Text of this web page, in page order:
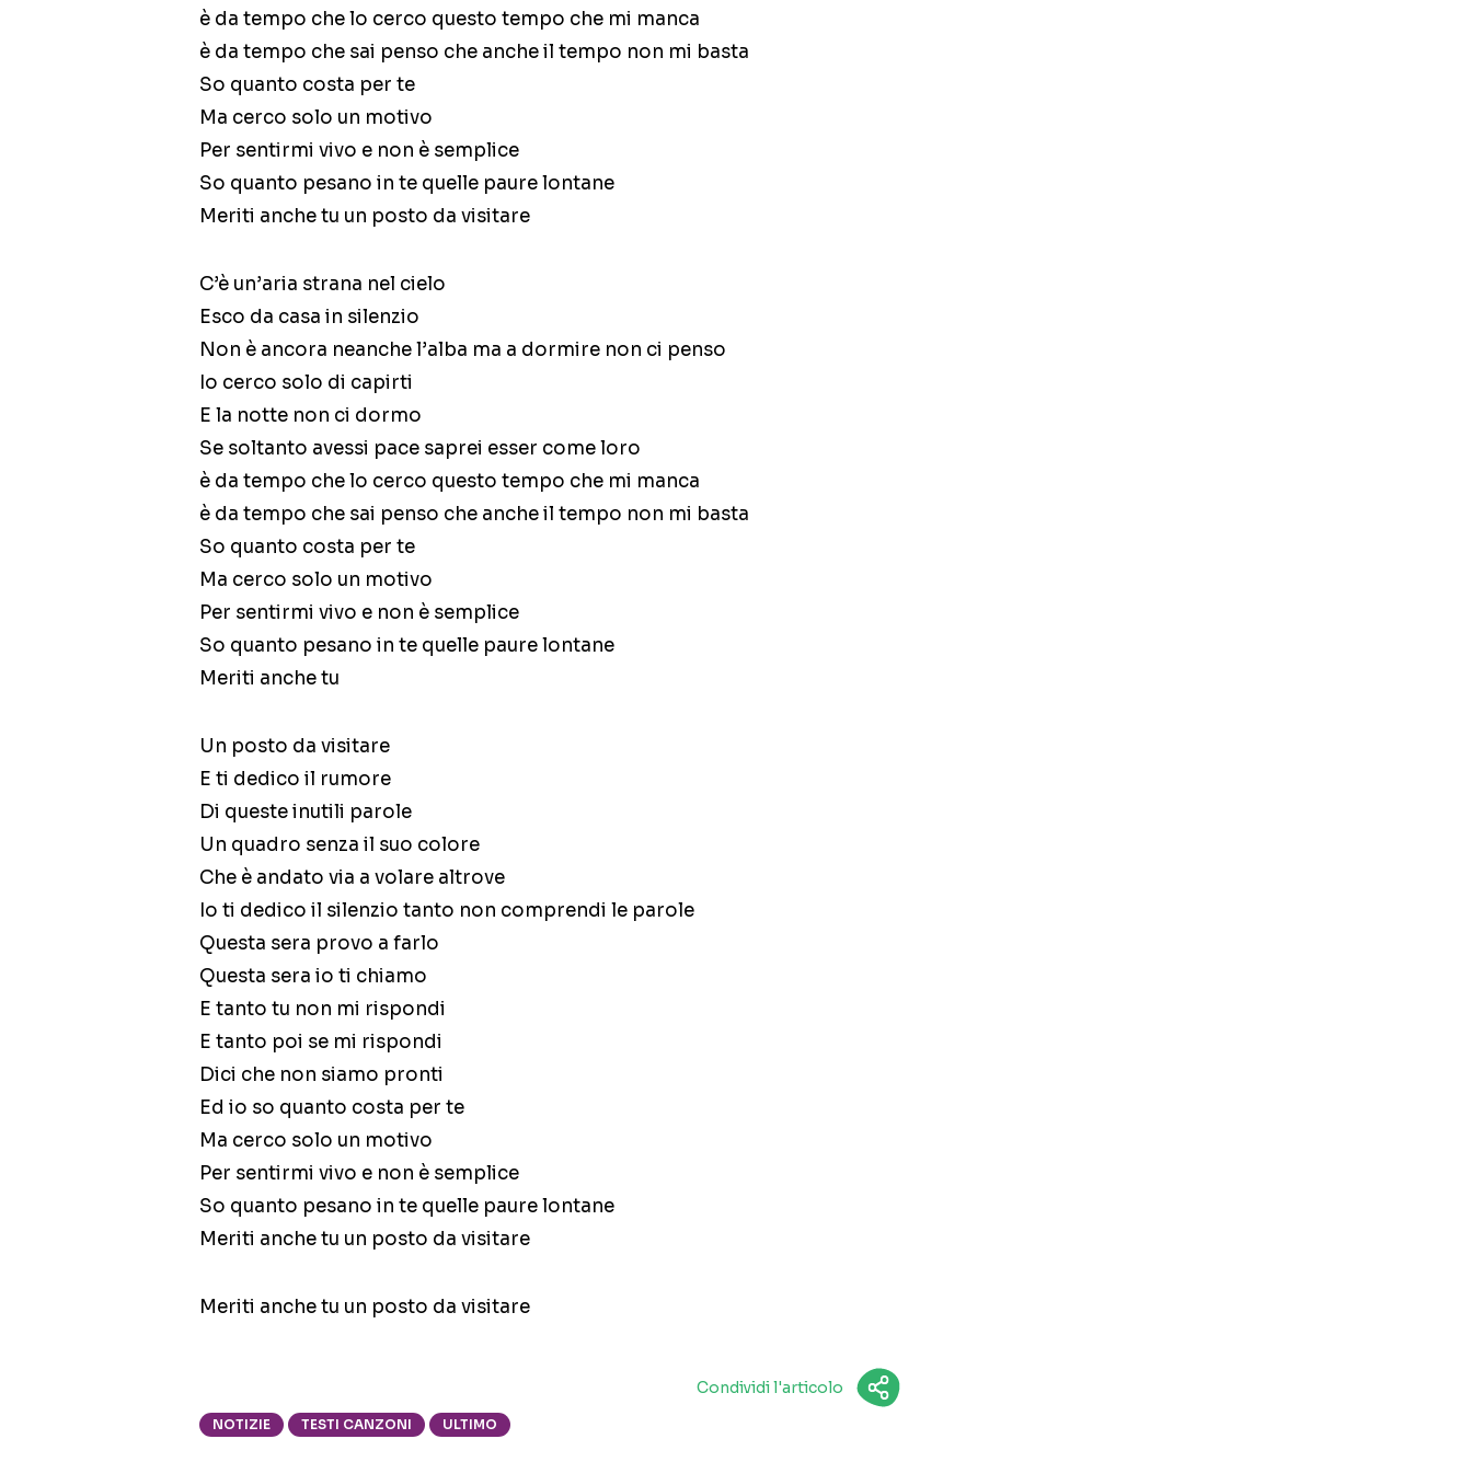
è da tempo che lo cerco questo tempo che mi manca
è da tempo che sai penso che anche il tempo non mi basta
So quanto costa per te
Ma cerco solo un motivo
Per sentirmi vivo e non è semplice
So quanto pesano in te quelle paure lontane
Meriti anche tu un posto da visitare
C’è un’aria strana nel cielo
Esco da casa in silenzio
Non è ancora neanche l’alba ma a dormire non ci penso
Io cerco solo di capirti
E la notte non ci dormo
Se soltanto avessi pace saprei esser come loro
è da tempo che lo cerco questo tempo che mi manca
è da tempo che sai penso che anche il tempo non mi basta
So quanto costa per te
Ma cerco solo un motivo
Per sentirmi vivo e non è semplice
So quanto pesano in te quelle paure lontane
Meriti anche tu
Un posto da visitare
E ti dedico il rumore
Di queste inutili parole
Un quadro senza il suo colore
Che è andato via a volare altrove
Io ti dedico il silenzio tanto non comprendi le parole
Questa sera provo a farlo
Questa sera io ti chiamo
E tanto tu non mi rispondi
E tanto poi se mi rispondi
Dici che non siamo pronti
Ed io so quanto costa per te
Ma cerco solo un motivo
Per sentirmi vivo e non è semplice
So quanto pesano in te quelle paure lontane
Meriti anche tu un posto da visitare
Meriti anche tu un posto da visitare
Condividi l'articolo
NOTIZIE TESTI CANZONI ULTIMO